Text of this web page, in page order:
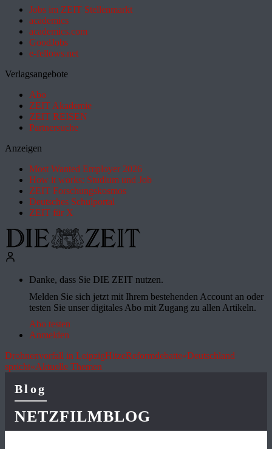
Jobs im ZEIT Stellenmarkt
academics
academics.com
GoodJobs
e-fellows.net
Verlagsangebote
Abo
ZEIT Akademie
ZEIT REISEN
Partnersuche
Anzeigen
Most Wanted Employer 2026
How it works: Studium und Job
ZEIT Forschungskosmos
Deutsches Schulportal
ZEIT für X
Danke, dass Sie DIE ZEIT nutzen.
Melden Sie sich jetzt mit Ihrem bestehenden Account an oder
testen Sie unser digitales Abo mit Zugang zu allen Artikeln.
Abo testen
Anmelden
Drohnenvorfall in LeipzigHitzeReformdebatte»Deutschland
spricht«Aktuelle Themen
Blog
NETZFILMBLOG